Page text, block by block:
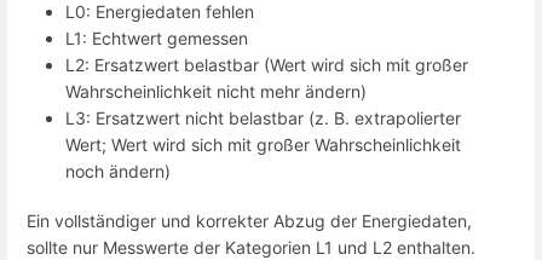
L0: Energiedaten fehlen
L1: Echtwert gemessen
L2: Ersatzwert belastbar (Wert wird sich mit großer
Wahrscheinlichkeit nicht mehr ändern)
L3: Ersatzwert nicht belastbar (z. B. extrapolierter
Wert; Wert wird sich mit großer Wahrscheinlichkeit
noch ändern)
Ein vollständiger und korrekter Abzug der Energiedaten,
sollte nur Messwerte der Kategorien L1 und L2 enthalten.